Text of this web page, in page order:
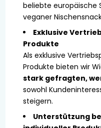
beliebte europäische
veganer
Exklusive
Produkte
Als exklusive
Produkte bieten wir
stark gefragten,
sowohl
steigern.
Unterstützung